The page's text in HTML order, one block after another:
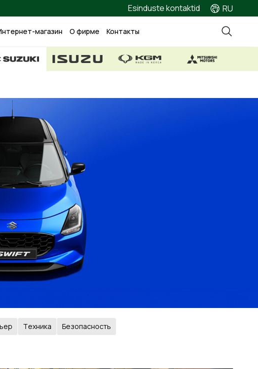
Esinduste kontaktid RU
магазин О фирме Контакты
Tехника Безопасность